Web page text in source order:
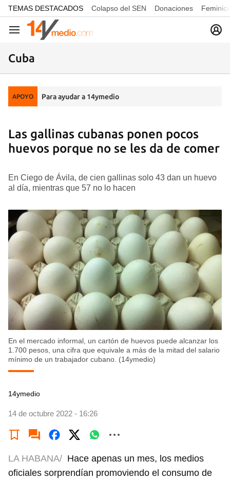
common.go-to-content
TEMAS DESTACADOS Colapso del SEN Donaciones
Navegación
Cuba
APOYO Para ayudar a 14ymedio
Las gallinas cubanas ponen pocos
huevos porque no se les da de comer
En Ciego de Ávila, de cien gallinas solo 43 dan un huevo
al día, mientras que 57 no lo hacen
En el mercado informal, un cartón de huevos puede alcanzar los
1.700 pesos, una cifra que equivale a más de la mitad del salario
mínimo de un trabajador cubano. (14ymedio)
14ymedio
14 de octubre 2022 - 16:26
LA HABANA/ Hace apenas un mes, los medios
oficiales sorprendían promoviendo el consumo de